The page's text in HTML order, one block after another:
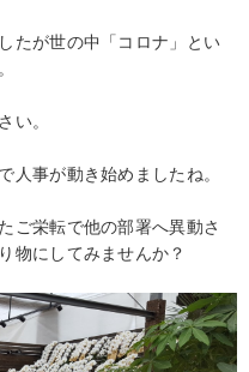
たが世の中「コロナ」とい
い。
人事が動き始めましたね。
ご栄転で他の部署へ異動さ
物にしてみませんか？